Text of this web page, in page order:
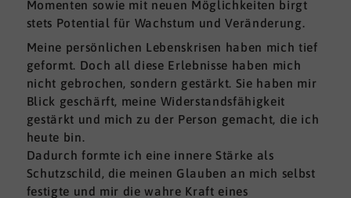
Momenten sowie mit neuen Möglichkeiten birgt
stets Potential für Wachstum und Veränderung.
Meine persönlichen Lebenskrisen haben mich tief
geformt. Doch all diese Erlebnisse haben mich
nicht gebrochen, sondern gestärkt. Sie haben mir
Blick geschärft, meine Widerstandsfähigkeit
gestärkt und mich zu der Person gemacht, die ich
heute bin.
Dadurch formte ich eine innere Stärke als
Schutzschild, die meinen Glauben an mich selbst
festigte und mir die wahre Kraft eines